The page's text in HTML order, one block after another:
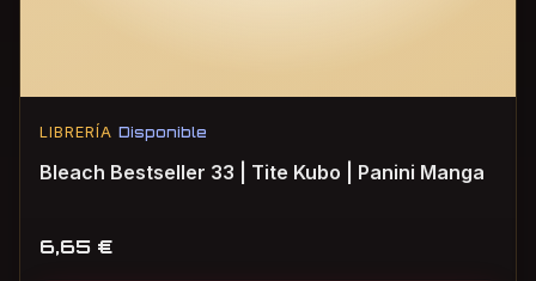
LIBRERÍA Disponible
Bleach Bestseller 33 | Tite Kubo | Panini Manga
6,65 €